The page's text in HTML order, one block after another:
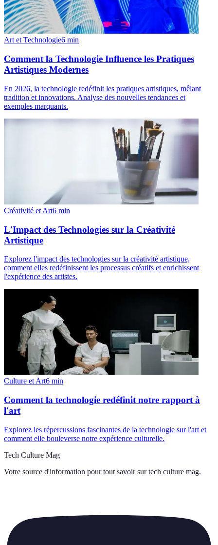
Art et Technologie6 min
Comment la Technologie Influence les Pratiques
Artistiques Modernes
En 2026, la technologie redéfinit les pratiques artistiques, mêlant
tradition et innovations. Analyse des nouvelles tendances et
exemples marquants.
Créativité et Art6 min
L'Impact des Technologies sur la Créativité
Artistique
Explorez l'impact des technologies sur la créativité artistique,
comment elles redéfinissent les processus créatifs et enrichissent
l'expérience des artistes.
Culture et Art6 min
Comment la technologie redéfinit notre rapport à
l'art
Explorez les répercussions fascinantes de la technologie sur l'art et
comment elle bouleverse notre expérience culturelle.
Tech Culture Mag
Votre source d'information pour tout savoir sur tech culture mag.